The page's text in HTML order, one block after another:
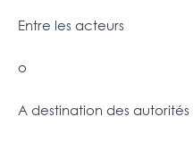
Entre les acteurs
o
A destination des autorités